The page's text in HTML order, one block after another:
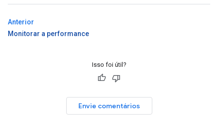
Anterior
Monitorar a performance
Isso foi útil?
Envie comentários